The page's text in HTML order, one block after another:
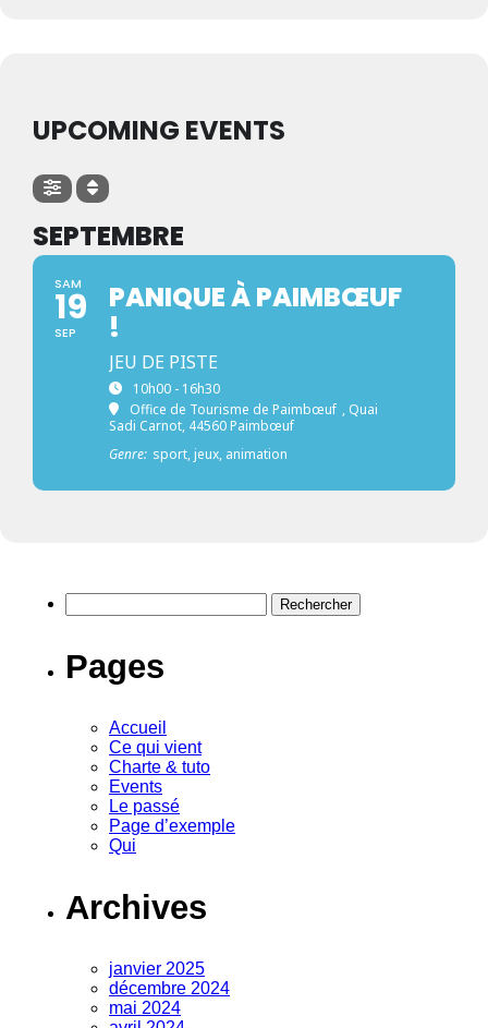
UPCOMING EVENTS
SEPTEMBRE
SAM
19
SEP
PANIQUE À PAIMBŒUF
!
JEU DE PISTE
10h00 - 16h30
Office de Tourisme de Paimbœuf , Quai
Sadi Carnot, 44560 Paimbœuf
Genre: sport, jeux, animation
Pages
Accueil
Ce qui vient
Charte & tuto
Events
Le passé
Page d’exemple
Qui
Archives
janvier 2025
décembre 2024
mai 2024